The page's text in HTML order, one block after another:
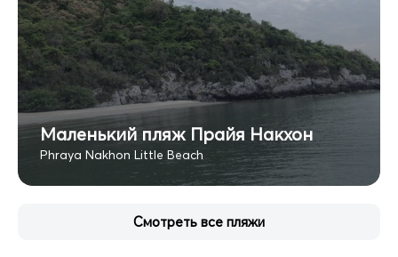
Маленький пляж Прайя Накхон
Phraya Nakhon Little Beach
Смотреть все пляжи